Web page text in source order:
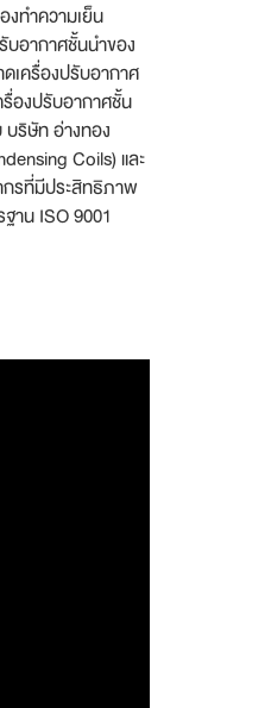
งทำความเย็น
บอากาศชั้นนำของ
เครื่องปรับอากาศ
องปรับอากาศชั้น
บริษัท อ่างทอง
Coils) และ
กรที่มีประสิทธิภาพ
าน ISO 9001